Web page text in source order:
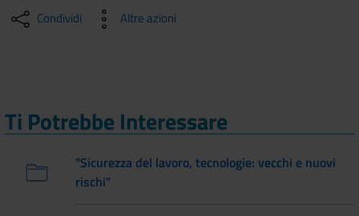
Condividi Altre azioni
Ti Potrebbe Interessare
"Sicurezza del lavoro, tecnologie: vecchi e nuovi
rischi"